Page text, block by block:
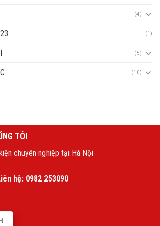
(4)
(1)
(5)
(10)
TÔI
chuyên nghiệp tại Hà Nội
hệ: 0982 253090